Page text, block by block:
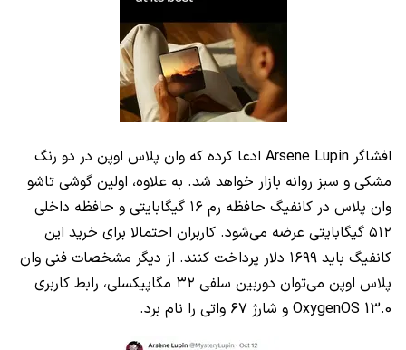
افشاگر Arsene Lupin ادعا کرده که وان پلاس اوپن در دو رنگ
مشکی و سبز روانه بازار خواهد شد. به علاوه، اولین گوشی تاشو
وان پلاس در کانفیگ حافظه رم ۱۶ گیگابایتی و حافظه داخلی
۵۱۲ گیگابایتی عرضه می‌شود. کاربران احتمالا برای خرید این
کانفیگ باید ۱۶۹۹ دلار پرداخت کنند. از دیگر مشخصات فنی وان
پلاس اوپن می‌توان دوربین سلفی ۳۲ مگاپیکسلی، رابط کاربری
OxygenOS 13.0 و شارژ ۶۷ واتی را نام برد.